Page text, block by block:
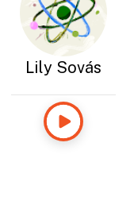
Lily Sovás